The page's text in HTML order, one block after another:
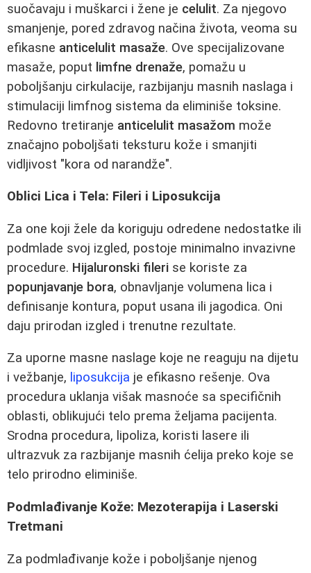
suočavaju i muškarci i žene je celulit. Za njegovo
smanjenje, pored zdravog načina života, veoma su
efikasne anticelulit masaže. Ove specijalizovane
masaže, poput limfne drenaže, pomažu u
poboljšanju cirkulacije, razbijanju masnih naslaga i
stimulaciji limfnog sistema da eliminiše toksine.
Redovno tretiranje anticelulit masažom može
značajno poboljšati teksturu kože i smanjiti
vidljivost "kora od narandže".
Oblici Lica i Tela: Fileri i Liposukcija
Za one koji žele da koriguju odredene nedostatke ili
podmlade svoj izgled, postoje minimalno invazivne
procedure. Hijaluronski fileri se koriste za
popunjavanje bora, obnavljanje volumena lica i
definisanje kontura, poput usana ili jagodica. Oni
daju prirodan izgled i trenutne rezultate.
Za uporne masne naslage koje ne reaguju na dijetu
i vežbanje, liposukcija je efikasno rešenje. Ova
procedura uklanja višak masnoće sa specifičnih
oblasti, oblikujući telo prema željama pacijenta.
Srodna procedura, lipoliza, koristi lasere ili
ultrazvuk za razbijanje masnih ćelija preko koje se
telo prirodno eliminiše.
Podmlađivanje Kože: Mezoterapija i Laserski
Tretmani
Za podmlađivanje kože i poboljšanje njenog